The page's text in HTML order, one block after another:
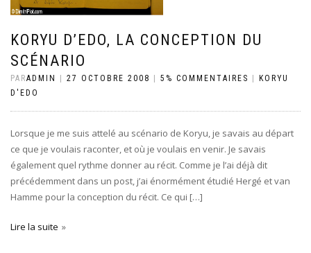
KORYU D’EDO, LA CONCEPTION DU
SCÉNARIO
PARADMIN 27 OCTOBRE 2008 5% COMMENTAIRES
KORYU
D'EDO
Lorsque je me suis attelé au scénario de Koryu, je savais au départ
ce que je voulais raconter, et où je voulais en venir. Je savais
également quel rythme donner au récit. Comme je l’ai déjà dit
précédemment dans un post, j’ai énormément étudié Hergé et van
Hamme pour la conception du récit. Ce qui […]
Lire la suite